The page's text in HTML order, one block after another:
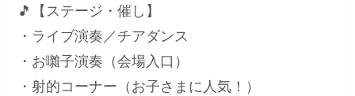
🎵【ステージ・催し】
・ライブ演奏／チアダンス
・お囃子演奏（会場入口）
・射的コーナー（お子さまに人気！）